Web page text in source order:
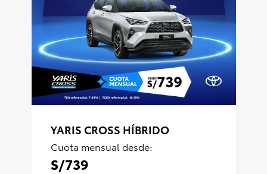
YARIS CROSS HÍBRIDO
Cuota mensual desde:
S/739